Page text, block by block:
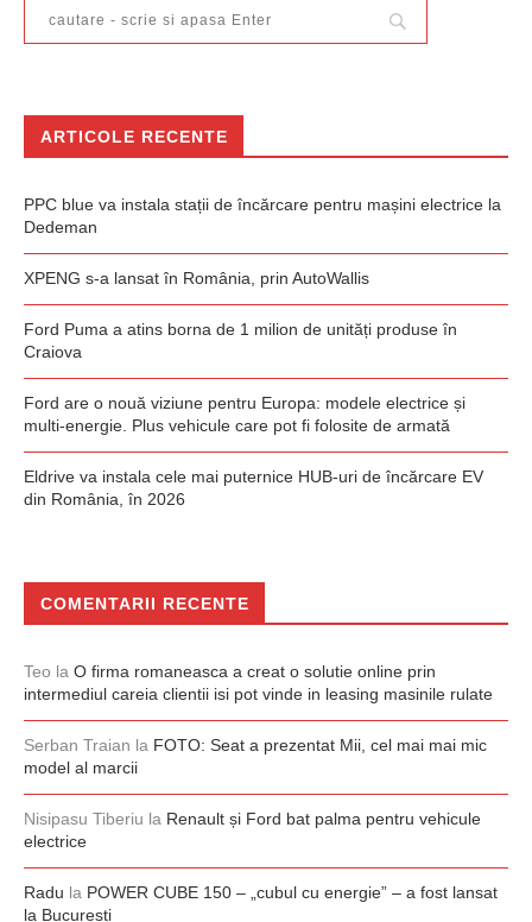
ARTICOLE RECENTE
PPC blue va instala stații de încărcare pentru mașini electrice la
Dedeman
XPENG s-a lansat în România, prin AutoWallis
Ford Puma a atins borna de 1 milion de unități produse în
Craiova
Ford are o nouă viziune pentru Europa: modele electrice și
multi-energie. Plus vehicule care pot fi folosite de armată
Eldrive va instala cele mai puternice HUB-uri de încărcare EV
din România, în 2026
COMENTARII RECENTE
Teo la O firma romaneasca a creat o solutie online prin
intermediul careia clientii isi pot vinde in leasing masinile rulate
Serban Traian la FOTO: Seat a prezentat Mii, cel mai mai mic
model al marcii
Nisipasu Tiberiu la Renault și Ford bat palma pentru vehicule
electrice
Radu la POWER CUBE 150 – „cubul cu energie” – a fost lansat
la București